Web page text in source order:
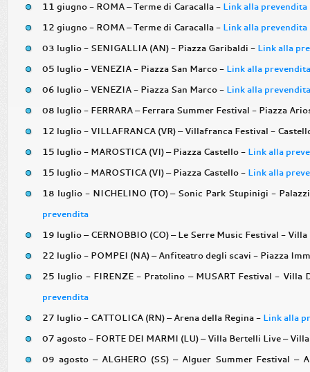
11 giugno - ROMA – Terme di Caracalla - Link alla prevendita
12 giugno - ROMA – Terme di Caracalla - Link alla prevendita
03 luglio - SENIGALLIA (AN) - Piazza Garibaldi - Link alla
05 luglio - VENEZIA - Piazza San Marco - Link alla prevendita
06 luglio - VENEZIA - Piazza San Marco - Link alla prevendita
08 luglio - FERRARA – Ferrara Summer Festival - Piazza
12 luglio - VILLAFRANCA (VR) – Villafranca Festival -
15 luglio - MAROSTICA (VI) – Piazza Castello - Link alla
15 luglio - MAROSTICA (VI) – Piazza Castello - Link alla
18 luglio - NICHELINO (TO) – Sonic Park Stupinigi -
prevendita
19 luglio – CERNOBBIO (CO) – Le Serre Music Festival -
22 luglio - POMPEI (NA) – Anfiteatro degli scavi - Piazza
25 luglio - FIRENZE - Pratolino – MUSART Festival - Villa
prevendita
27 luglio - CATTOLICA (RN) – Arena della Regina - Link alla
07 agosto - FORTE DEI MARMI (LU) – Villa Bertelli Live –
09 agosto – ALGHERO (SS) – Alguer Summer Festival